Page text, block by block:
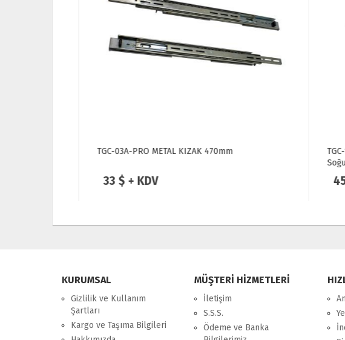
TGC-03A-PRO METAL KIZAK 470mm
33 $ + KDV
TGC-
45 $
KURUMSAL
Gizlilik ve Kullanım
Şartları
Kargo ve Taşıma Bilgileri
MÜŞTERİ HİZMETLERİ
İletişim
S.S.S.
Ödeme ve Banka